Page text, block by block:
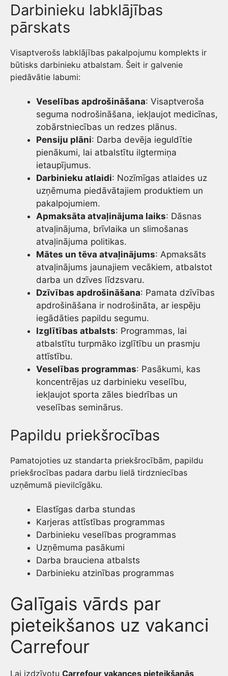
Darbinieku labklājības
pārskats
Visaptverošs labklājības pakalpojumu komplekts ir
būtisks darbinieku atbalstam. Šeit ir galvenie
piedāvātie labumi:
Veselības apdrošināšana: Visaptveroša
seguma nodrošināšana, iekļaujot medicīnas,
zobārstniecības un redzes plānus.
Pensiju plāni: Darba devēja ieguldītie
pienākumi, lai atbalstītu ilgtermiņa
ietaupījumus.
Darbinieku atlaidi: Nozīmīgas atlaides uz
uzņēmuma piedāvātajiem produktiem un
pakalpojumiem.
Apmaksāta atvaļinājuma laiks: Dāsnas
atvaļinājuma, brīvlaika un slimošanas
atvaļinājuma politikas.
Mātes un tēva atvaļinājums: Apmaksāts
atvaļinājums jaunajiem vecākiem, atbalstot
darba un dzīves līdzsvaru.
Dzīvības apdrošināšana: Pamata dzīvības
apdrošināšana ir nodrošināta, ar iespēju
iegādāties papildu segumu.
Izglītības atbalsts: Programmas, lai
atbalstītu turpmāko izglītību un prasmju
attīstību.
Veselības programmas: Pasākumi, kas
koncentrējas uz darbinieku veselību,
iekļaujot sporta zāles biedrības un
veselības seminārus.
Papildu priekšrocības
Pamatojoties uz standarta priekšrocībām, papildu
priekšrocības padara darbu lielā tirdzniecības
uzņēmumā pievilcīgāku.
Elastīgas darba stundas
Karjeras attīstības programmas
Darbinieku veselības programmas
Uzņēmuma pasākumi
Darba brauciena atbalsts
Darbinieku atzinības programmas
Galīgais vārds par
pieteikšanos uz vakanci
Carrefour
Lai izdzīvotu Carrefour vakances pieteikšanās